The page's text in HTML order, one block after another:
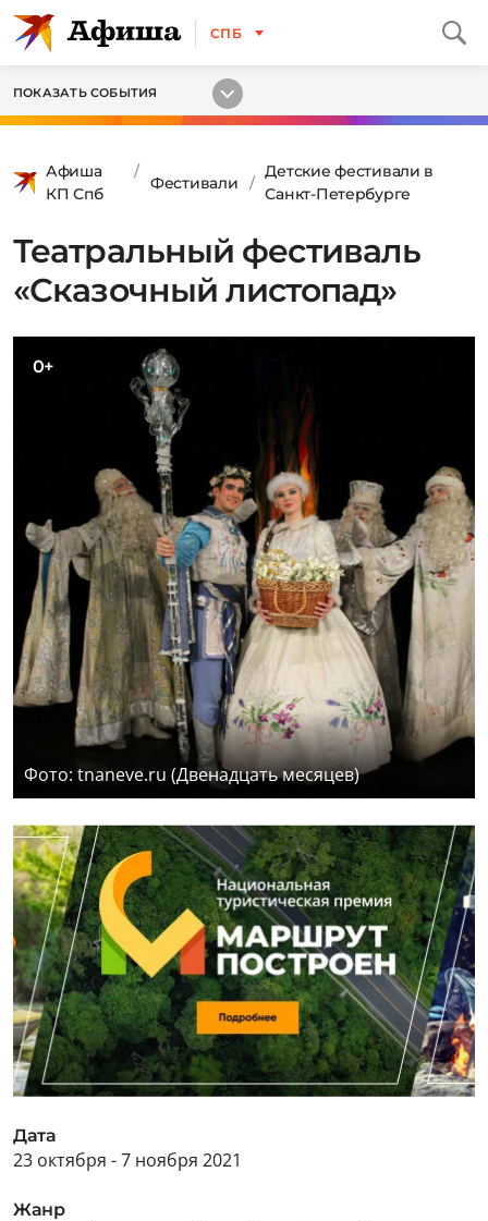
СПБ
ПОКАЗАТЬ СОБЫТИЯ
Афиша
КП Спб
Фестивали
Детские фестивали в
Санкт-Петербурге
Театральный фестиваль
«Сказочный листопад»
0+
Фото: tnaneve.ru (Двенадцать месяцев)
Дата
23 октября - 7 ноября 2021
Жанр